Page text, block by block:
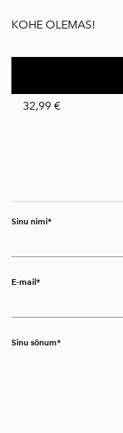
KOHE OLEMAS!
32,99 €
Sinu nimi
E-mail
Sinu sõnum